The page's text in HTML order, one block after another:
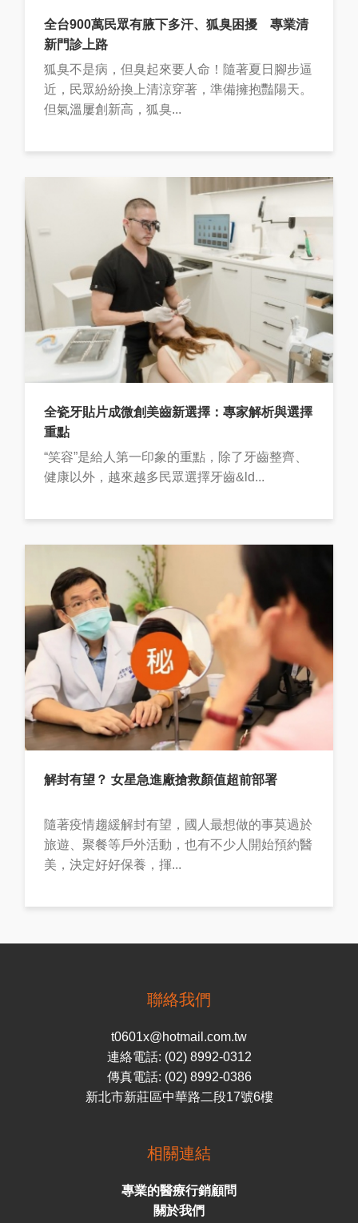
全台900萬民眾有腋下多汗、狐臭困擾 專業清
新門診上路
狐臭不是病，但臭起來要人命！隨著夏日腳步逼
近，民眾紛紛換上清涼穿著，準備擁抱豔陽天。
但氣溫屢創新高，狐臭...
全瓷牙貼片成微創美齒新選擇：專家解析與選擇
重點
“笑容”是給人第一印象的重點，除了牙齒整齊、
健康以外，越來越多民眾選擇牙齒&ld...
解封有望？ 女星急進廠搶救顏值超前部署
隨著疫情趨緩解封有望，國人最想做的事莫過於
旅遊、聚餐等戶外活動，也有不少人開始預約醫
美，決定好好保養，揮...
聯絡我們
t0601x@hotmail.com.tw
連絡電話: (02) 8992-0312
傳真電話: (02) 8992-0386
新北市新莊區中華路二段17號6樓
相關連結
專業的醫療行銷顧問
關於我們